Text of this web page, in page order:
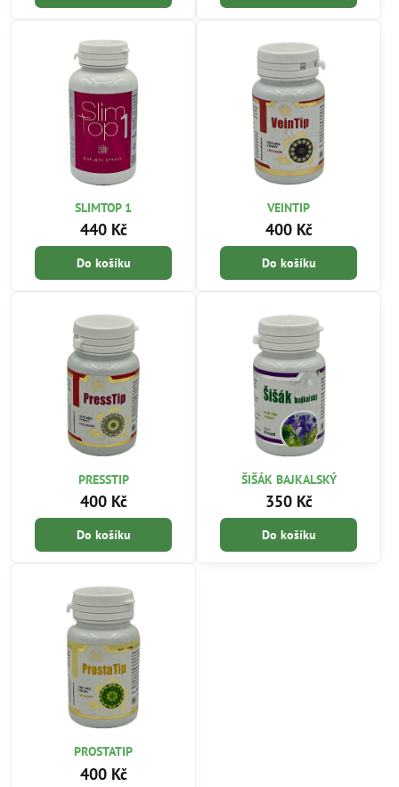
SLIMTOP 1
440 Kč
Do košíku
VEINTIP
400 Kč
Do košíku
PRESSTIP
400 Kč
Do košíku
ŠIŠÁK BAJKALSKÝ
350 Kč
Do košíku
PROSTATIP
400 Kč